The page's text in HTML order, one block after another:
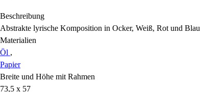
Beschreibung
Abstrakte lyrische Komposition in Ocker, Weiß, Rot und Blau
Materialien
Öl ,
Papier
Breite und Höhe mit Rahmen
73,5 x 57